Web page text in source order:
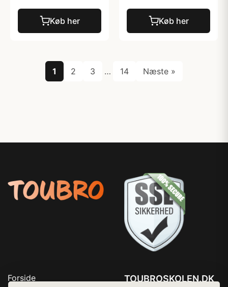
Køb her Køb her
1 2 3 … 14 Næste »
Forside
TOUBROSKOLEN.DK